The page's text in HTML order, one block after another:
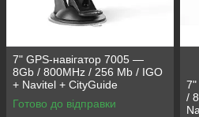
7" GPS-навігатор 7005 —
8Gb / 800MHz / 256 Mb / IGO
+ Navitel + CityGuide
Готово до відправки
7"
/